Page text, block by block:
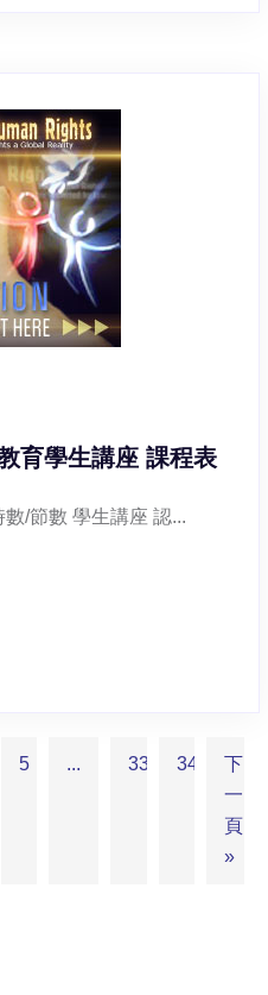
育學生講座 課程表
/節數 學生講座 認...
5 ... 33 34
下
一
頁
»